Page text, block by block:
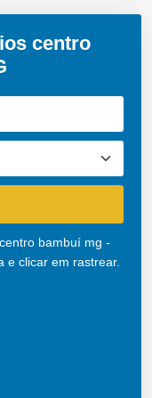
centro
bambuí mg -
e clicar em rastrear.